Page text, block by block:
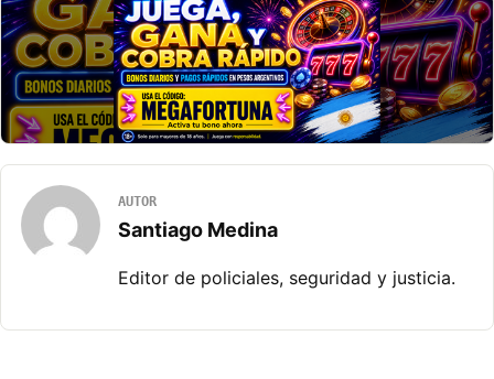
AUTOR
Santiago Medina
Editor de policiales, seguridad y justicia.